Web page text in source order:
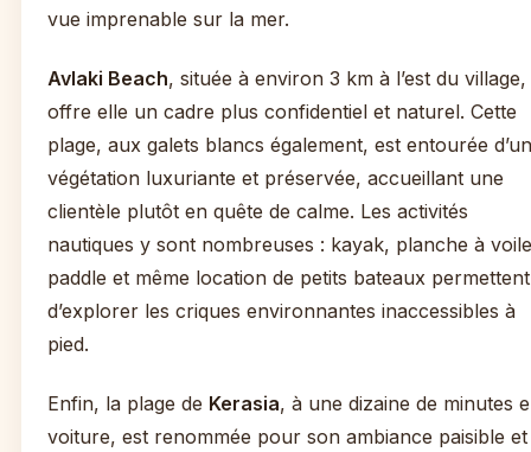
vue imprenable sur la mer.
Avlaki Beach, située à environ 3 km à l’est du village,
offre elle un cadre plus confidentiel et naturel. Cette
plage, aux galets blancs également, est entourée
végétation luxuriante et préservée, accueillant une
clientèle plutôt en quête de calme. Les activités
nautiques y sont nombreuses : kayak, planche à
paddle et même location de petits bateaux permettent
d’explorer les criques environnantes inaccessibles à
pied.
Enfin, la plage de Kerasia, à une dizaine de minutes
voiture, est renommée pour son ambiance paisible et